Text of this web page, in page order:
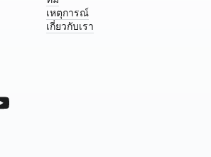
เหตุการณ์
เกี่ยวกับเรา